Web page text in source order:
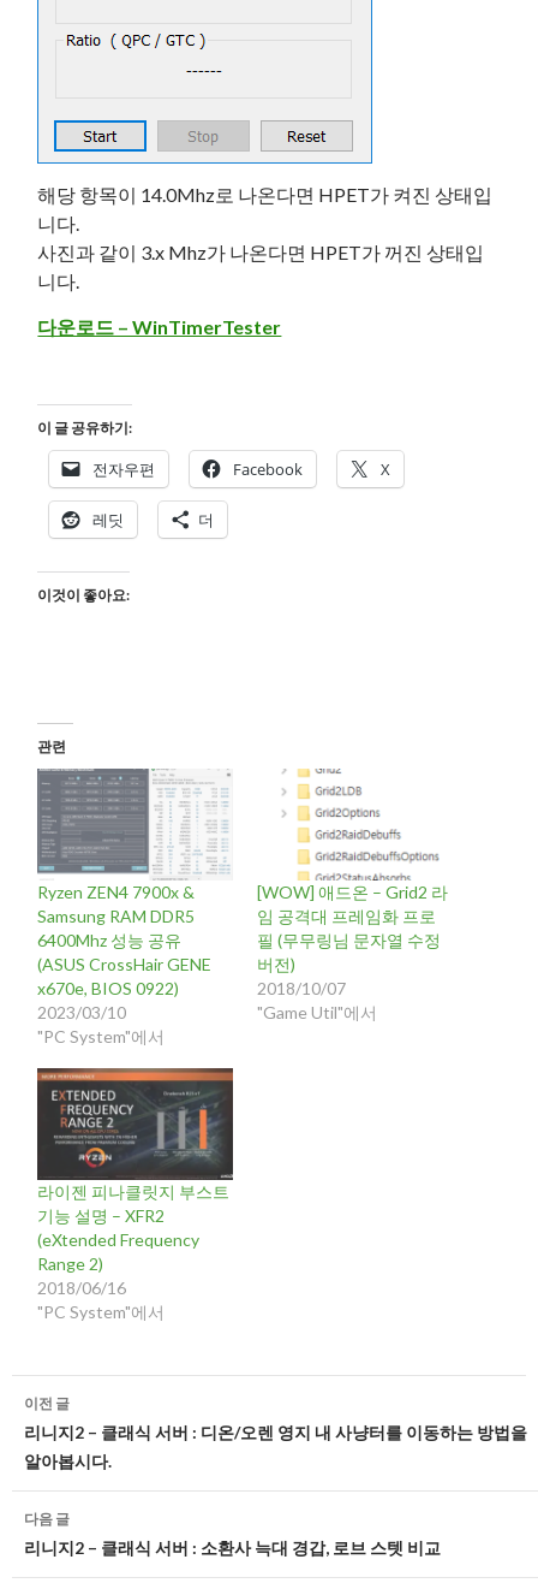
해당 항목이 14.0Mhz로 나온다면 HPET가 켜진 상태입
니다.
사진과 같이 3.x Mhz가 나온다면 HPET가 꺼진 상태입
니다.
다운로드 – WinTimerTester
이 글 공유하기:
전자우편 Facebook X
레딧 더
이것이 좋아요:
관련
Ryzen ZEN4 7900x &
Samsung RAM DDR5
6400Mhz 성능 공유
(ASUS CrossHair GENE
x670e, BIOS 0922)
2023/03/10
"PC System"에서
[WOW] 애드온 – Grid2 라
임 공격대 프레임화 프로
필 (무무링님 문자열 수정
버전)
2018/10/07
"Game Util"에서
라이젠 피나클릿지 부스트
기능 설명 – XFR2
(eXtended Frequency
Range 2)
2018/06/16
"PC System"에서
글
네
비
게
이
이전 글
리니지2 – 클래식 서버 : 디온/오렌 영지 내 사냥터를 이동하는 방법을
알아봅시다.
다음 글
리니지2 – 클래식 서버 : 소환사 늑대 경갑, 로브 스텟 비교